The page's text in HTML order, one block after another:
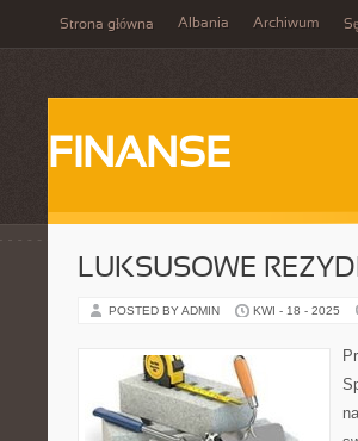
Strona główna Albania Archiwum
FINANSE
LUKSUSOWE
POSTED BY ADMIN KWI - 18 - 2025